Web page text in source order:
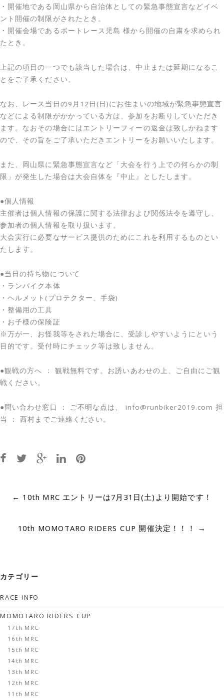
・開催地である岡山県から自治体としての緊急事態宣言などイベ
ント開催の制限がされたとき。
・開催会場であるボートレース児島 様から開催の自粛を求められ
たとき。
上記の項目の一つでも該当した場合は、中止または延期になるこ
とをご了承ください。
なお、レース当日の9月12日(日)にお住まいの地域が緊急事態宣言
などによる制限がかかっている方は、参加をお断りしていただき
ます。なおその場合にはエントリーフィーの返金は致しかねます
ので、その旨をご了承いただきエントリーをお願いいたします。
また、岡山県に緊急事態宣言など「大会を行う上での何らかの制
限」が発生した場合は大会自体を『中止』としたします。
●個人情報
主催者は個人情報の保護に関する法律および関係法令を遵守し、
参加者の個人情報を取り扱います。
大会実行に必要なサービス提供のためにこれを利用するものとい
たします。
●当日の持ち物について
・ランバイク本体
・ヘルメット(プロテクター、手袋)
・整備用の工具
・お子様の保険証
※万が一、お怪我等をされた場合に、受診しやすいようにという
目的です。受付時にチェック等は致しません。
●観戦の方へ ： 観戦無料です。お誘いあわせの上、ご自由にご観
戦ください。
●問い合わせ窓口 ： ご不明な点は、 info@runbiker2019.com 担
当 ： 西村までご連絡ください。
Post
← 10th MRC エントリーは7月31日(土)より開始です！
10th MOMOTARO RIDERS CUP 開催決定！！！ →
カテゴリー
RACE INFO
MOMOTARO RIDERS CUP
17th MRC
16th MRC
15th MRC
14th MRC
13th MRC
12th MRC
11th MRC